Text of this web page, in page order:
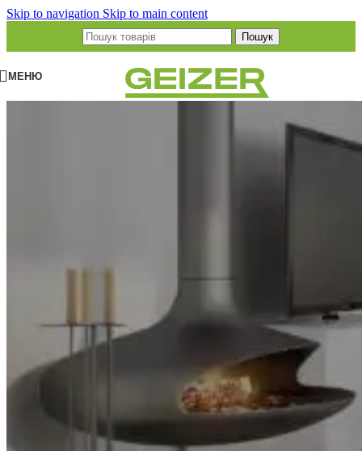
Skip to navigation Skip to main content
Пошук
МЕНЮ